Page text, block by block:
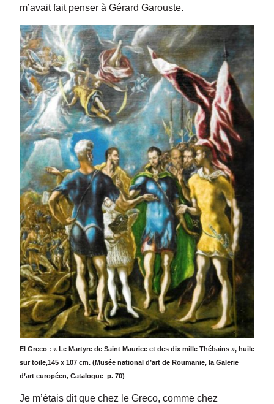
m’avait fait penser à Gérard Garouste.
El Greco : « Le Martyre de Saint Maurice et des dix mille Thébains », huile
sur toile,145 x 107 cm. (Musée national d’art de Roumanie, la Galerie
d’art européen, Catalogue p. 70)
Je m’étais dit que chez le Greco, comme chez